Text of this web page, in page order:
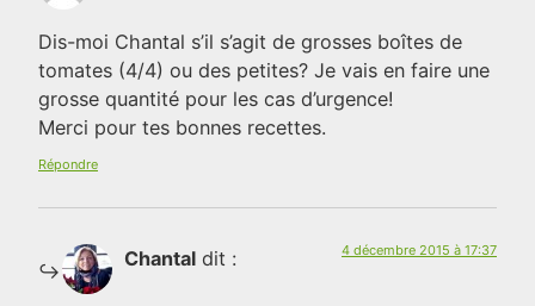
Dis-moi Chantal s’il s’agit de grosses boîtes de
tomates (4/4) ou des petites? Je vais en faire une
grosse quantité pour les cas d’urgence!
Merci pour tes bonnes recettes.
Répondre
Chantal dit : 4 décembre 2015 à 17:37